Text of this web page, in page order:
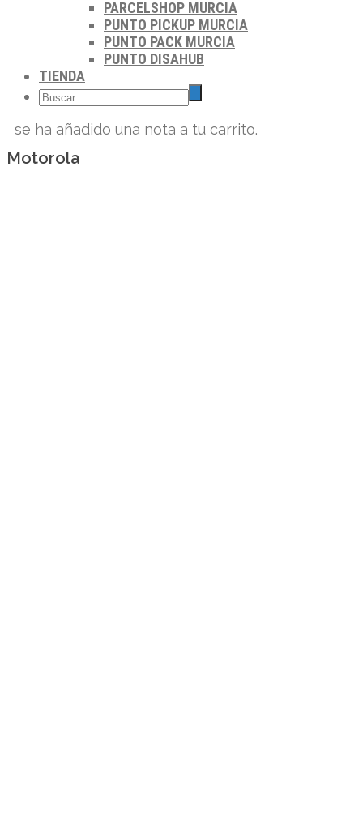
PARCELSHOP MURCIA
PUNTO PICKUP MURCIA
PUNTO PACK MURCIA
PUNTO DISAHUB
TIENDA
se ha añadido una nota a tu carrito.
Motorola